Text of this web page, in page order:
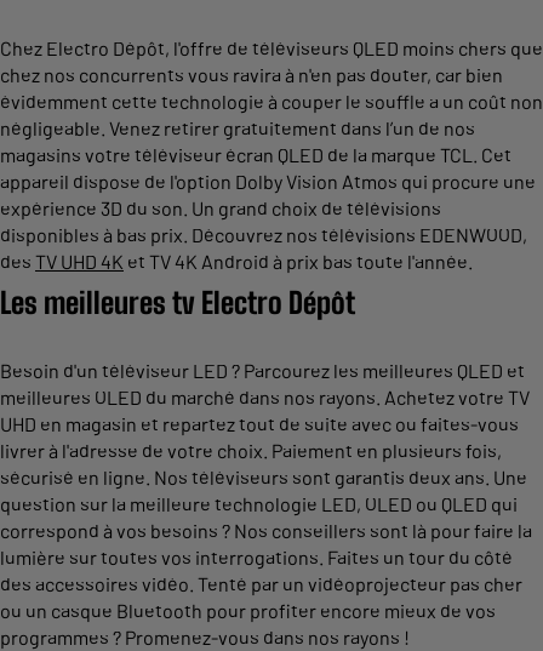
Chez Electro Dépôt, l'offre de téléviseurs QLED moins chers que
chez nos concurrents vous ravira à n'en pas douter, car bien
évidemment cette technologie à couper le souffle a un coût non
négligeable. Venez retirer gratuitement dans l’un de nos
magasins votre téléviseur écran QLED de la marque TCL. Cet
appareil dispose de l'option Dolby Vision Atmos qui procure une
expérience 3D du son. Un grand choix de télévisions
disponibles à bas prix. Découvrez nos télévisions EDENWOOD,
des TV UHD 4K et TV 4K Android à prix bas toute l'année.
Les meilleures tv Electro Dépôt
Besoin d'un téléviseur LED ? Parcourez les meilleures QLED et
meilleures OLED du marché dans nos rayons. Achetez votre TV
UHD en magasin et repartez tout de suite avec ou faites-vous
livrer à l'adresse de votre choix. Paiement en plusieurs fois,
sécurisé en ligne. Nos téléviseurs sont garantis deux ans. Une
question sur la meilleure technologie LED, OLED ou QLED qui
correspond à vos besoins ? Nos conseillers sont là pour faire la
lumière sur toutes vos interrogations. Faites un tour du côté
des accessoires vidéo. Tenté par un vidéoprojecteur pas cher
ou un casque Bluetooth pour profiter encore mieux de vos
programmes ? Promenez-vous dans nos rayons !